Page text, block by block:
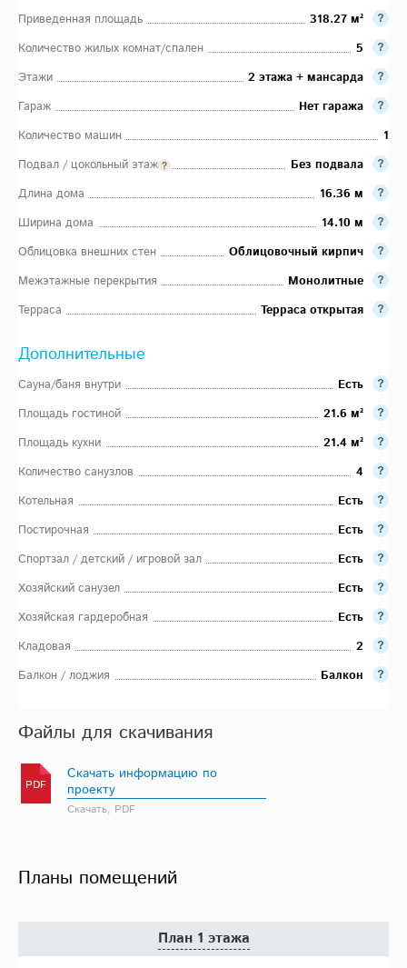
Приведенная площадь
318.27 м²
Количество жилых комнат/спален
5
Этажи
2 этажа + мансарда
Гараж
Нет гаража
Количество машин
1
Подвал / цокольный этаж
Без подвала
Длина дома
16.36 м
Ширина дома
14.10 м
Облицовка внешних стен
Облицовочный кирпич
Межэтажные перекрытия
Монолитные
Терраса
Терраса открытая
Дополнительные
Сауна/баня внутри
Есть
Площадь гостиной
21.6 м²
Площадь кухни
21.4 м²
Количество санузлов
4
Котельная
Есть
Постирочная
Есть
Спортзал / детский / игровой зал
Есть
Хозяйский санузел
Есть
Хозяйская гардеробная
Есть
Кладовая
2
Балкон / лоджия
Балкон
Файлы для скачивания
PDF
Скачать информацию по
проекту
Скачать, PDF
Планы помещений
План 1 этажа